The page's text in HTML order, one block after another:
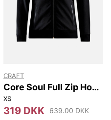
CRAFT
Core Soul Full Zip Hood
W
XS
319 DKK 639.00 DKK